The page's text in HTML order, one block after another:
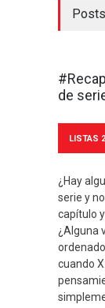
de
LISTAS
¿Hay
serie y
capítulo
¿Alguna
cuando